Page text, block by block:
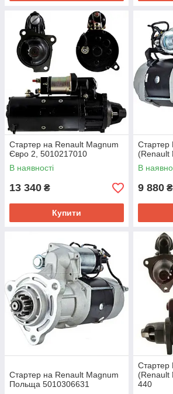
Стартер на Renault Magnum
Євро 2, 5010217010
В наявності
13 340 ₴
Купити
Стартер
(Renault
В
9 880 ₴
Стартер на Renault Magnum
Польща 5010306631
Стартер
(Renault
440